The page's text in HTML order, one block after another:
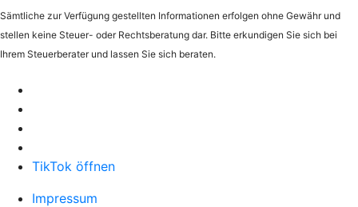
Sämtliche zur Verfügung gestellten Informationen erfolgen ohne Gewähr und
stellen keine Steuer- oder Rechtsberatung dar. Bitte erkundigen Sie sich bei
Ihrem Steuerberater und lassen Sie sich beraten.
TikTok öffnen
Impressum